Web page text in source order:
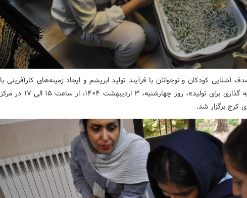
آشنایی کودکان و نوجوانان با فرآیند تولید ابریشم و ایجاد زمینه‌های کارآفرینی با
توجه به شعار سال «سرمایه گذاری برای تولید»، روز چهارشنبه، ۳ اردیبهشت ۱۴۰۴، از ساعت ۱۵ الی ۱۷ در مرکز